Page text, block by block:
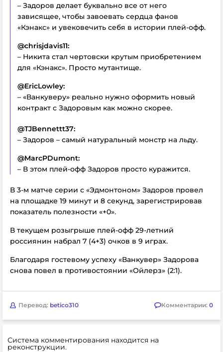
– Задоров делает буквально все от него
зависящее, чтобы завоевать сердца фанов
«Кэнакс» и увековечить себя в истории плей-офф.
@chrisjdavis11:
– Никита стал чертовски крутым приобретением
для «Кэнакс». Просто мутантище.
@EricLowley:
– «Ванкуверу» реально нужно оформить новый
контракт с Задоровым как можно скорее.
@TJBennettt37:
– Задоров – самый натуральный монстр на льду.
@MarcPDumont:
– В этом плей-офф Задоров просто куражится.
В 3-м матче серии с «Эдмонтоном» Задоров провел
на площадке 19 минут и 8 секунд, зарегистрировав
показатель полезности «+0».
В текущем розыгрыше плей-офф 29-летний
россиянин набрал 7 (4+3) очков в 9 играх.
Благодаря гостевому успеху «Ванкувер» Задорова
снова повел в противостоянии «Ойлерз» (2:1).
Перевод: betico310 Комментарии: 0
Система комментирования находится на
реконструкции.